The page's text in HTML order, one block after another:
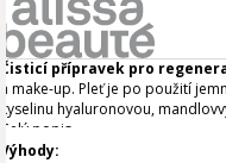
Čisticí přípravek pro
a make-up. Pleť je po použití
kyselinu hyaluronovou,
Celý popis
Výhody: